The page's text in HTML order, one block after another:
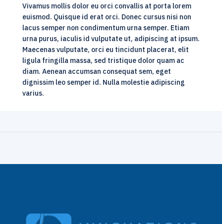
Vivamus mollis dolor eu orci convallis at porta lorem
euismod. Quisque id erat orci. Donec cursus nisi non
lacus semper non condimentum urna semper. Etiam
urna purus, iaculis id vulputate ut, adipiscing at ipsum.
Maecenas vulputate, orci eu tincidunt placerat, elit
ligula fringilla massa, sed tristique dolor quam ac
diam. Aenean accumsan consequat sem, eget
dignissim leo semper id. Nulla molestie adipiscing
varius.